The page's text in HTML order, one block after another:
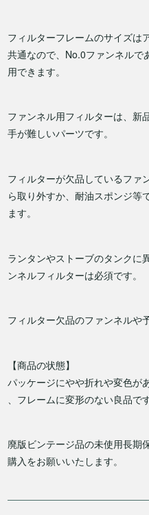
フィルターフレームのサイズは
共通なので、No.0ファンネルで
用できます。
ファンネル用フィルターは、新
手が難しいパーツです。
フィルターが欠品しているファ
ら取り外すか、耐油スポンジ等
ます。
ランタンやストーブのタンクに
ンネルフィルターは必須です。
フィルター欠品のファンネルや
【商品の状態】
パッケージにやや折れや変色が
、フレームに変形のない良品です
廃版ビンテージ品の未使用長期
購入をお願いいたします。